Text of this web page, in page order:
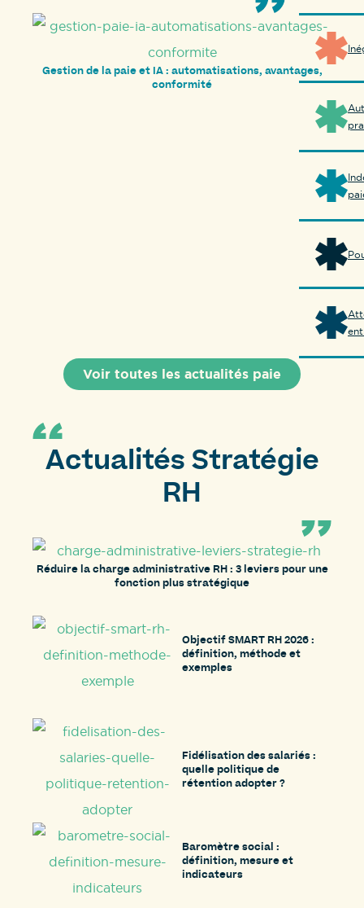
Gestion de la paie et IA : automatisations, avantages,
conformité
Voir toutes les actualités paie
Actualités Stratégie
RH
Réduire la charge administrative RH : 3 leviers pour une
fonction plus stratégique
Objectif SMART RH 2026 :
définition, méthode et
exemples
Fidélisation des salariés :
quelle politique de
rétention adopter ?
Baromètre social :
définition, mesure et
indicateurs